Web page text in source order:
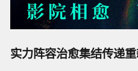
实力阵容治愈集结传递